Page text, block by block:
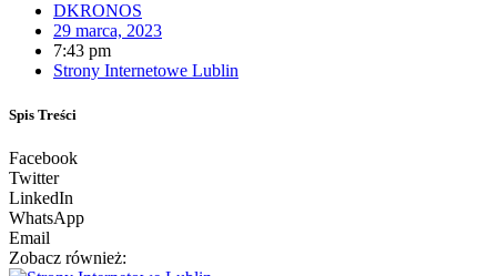
DKRONOS
29 marca, 2023
7:43 pm
Strony Internetowe Lublin
Spis Treści
Facebook
Twitter
LinkedIn
WhatsApp
Email
Zobacz również: